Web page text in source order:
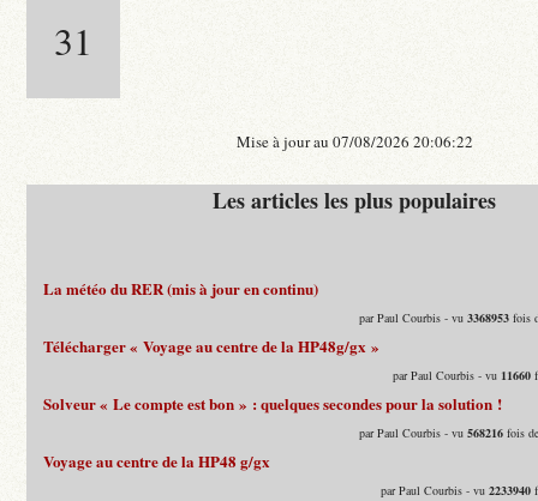
31
Mise à jour au 07/08/2026 20:06:22
Les articles les plus populaires
La météo du RER (mis à jour en continu)
par Paul Courbis - vu3368953 fois
Télécharger « Voyage au centre de la HP48g/gx »
par Paul Courbis - vu 11660
Solveur « Le compte est bon » : quelques secondes pour la solution !
par Paul Courbis - vu568216 fois
Voyage au centre de la HP48 g/gx
par Paul Courbis - vu2233940